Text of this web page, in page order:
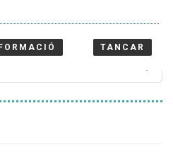
TANCAR